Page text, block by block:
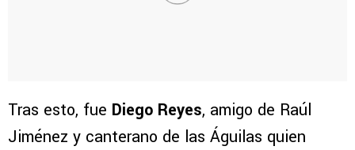
Tras esto, fue Diego Reyes, amigo de Raúl
Jiménez y canterano de las Águilas quien